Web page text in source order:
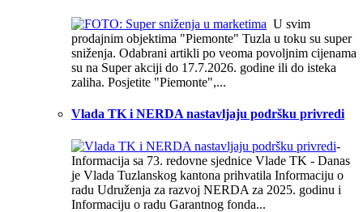
U svim
prodajnim objektima "Piemonte" Tuzla u toku su super
sniženja. Odabrani artikli po veoma povoljnim cijenama
su na Super akciji do 17.7.2026. godine ili do isteka
zaliha. Posjetite "Piemonte",...
Vlada TK i NERDA nastavljaju podršku privredi
-
Informacija sa 73. redovne sjednice Vlade TK - Danas
je Vlada Tuzlanskog kantona prihvatila Informaciju o
radu Udruženja za razvoj NERDA za 2025. godinu i
Informaciju o radu Garantnog fonda...